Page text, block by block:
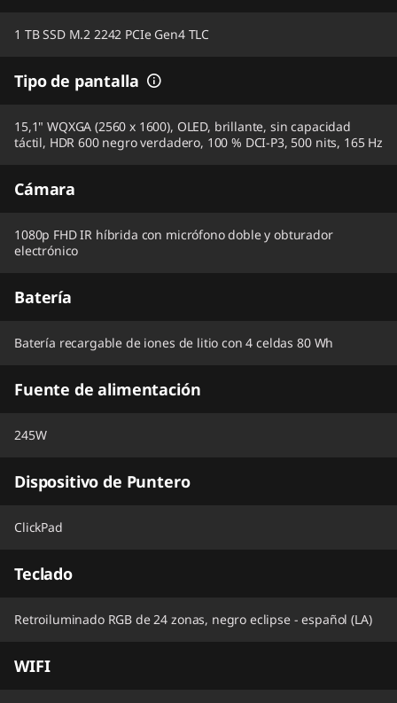
1 TB SSD M.2 2242 PCIe Gen4 TLC
Tipo de pantalla
15,1" WQXGA (2560 x 1600), OLED, brillante, sin capacidad
táctil, HDR 600 negro verdadero, 100 % DCI-P3, 500 nits, 165 Hz
Cámara
1080p FHD IR híbrida con micrófono doble y obturador
electrónico
Batería
Batería recargable de iones de litio con 4 celdas 80 Wh
Fuente de alimentación
245W
Dispositivo de Puntero
ClickPad
Teclado
Retroiluminado RGB de 24 zonas, negro eclipse - español (LA)
WIFI